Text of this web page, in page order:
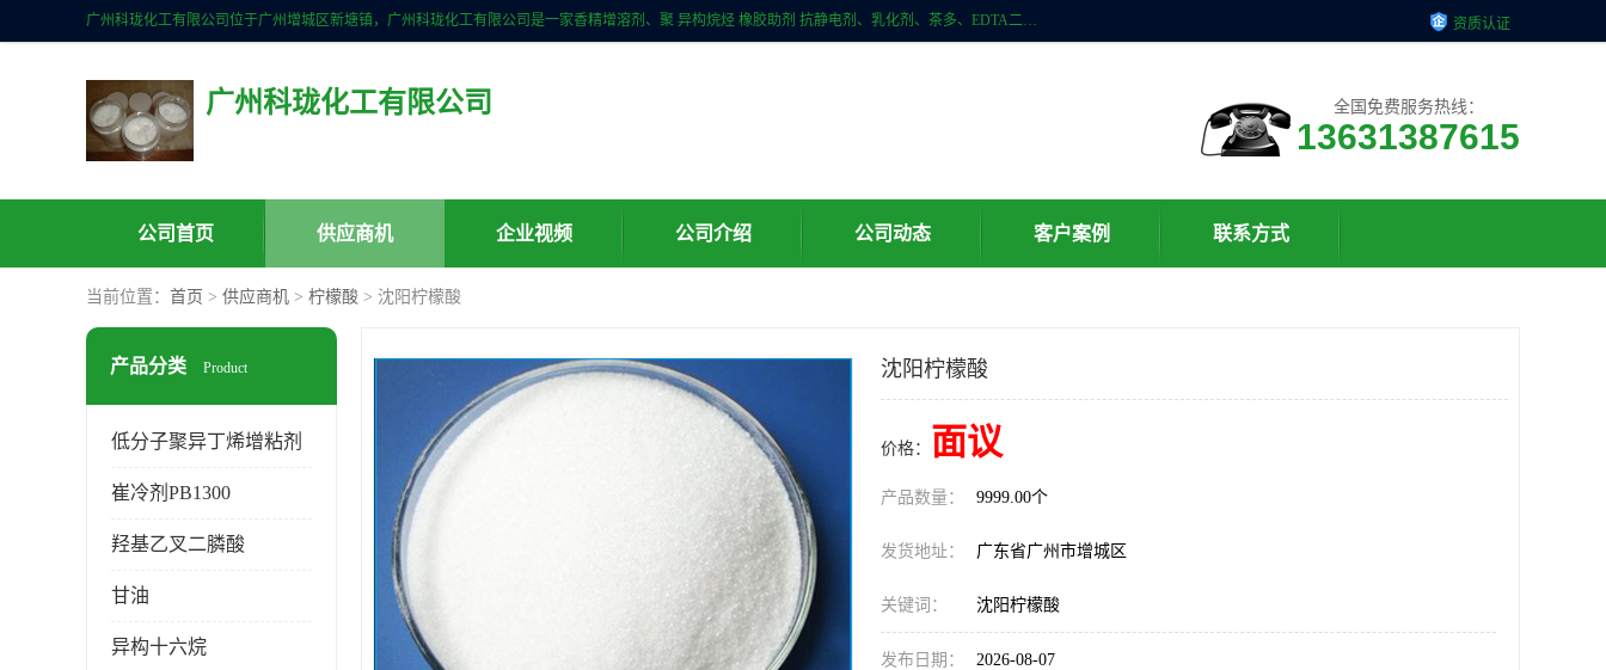
广州科珑化工有限公司位于广州增城区新塘镇，广州科珑化工有限公司是一家香精增溶剂、聚 异构烷烃 橡胶助剂 抗静电剂、乳化剂、茶多、EDTA二、清洗水等产品的经销批发。公司实力雄厚，重信用、守合同、保证产品质量，以多品种经营特色和薄利多销的原则，赢得了广大客户的信任。 资质认证
广州科珑化工有限公司 全国免费服务热线：
13631387615
公司首页 供应商机 企业视频 公司介绍 公司动态 客户案例 联系方式
当前位置： 首页 > 供应商机 > 柠檬酸 > 沈阳柠檬酸
产品分类 Product
低分子聚异丁烯增粘剂
崔冷剂PB1300
羟基乙叉二膦酸
甘油
异构十六烷
沈阳柠檬酸
价格： 面议
产品数量： 9999.00个
发货地址： 广东省广州市增城区
关键词： 沈阳柠檬酸
发布日期： 2026-08-07